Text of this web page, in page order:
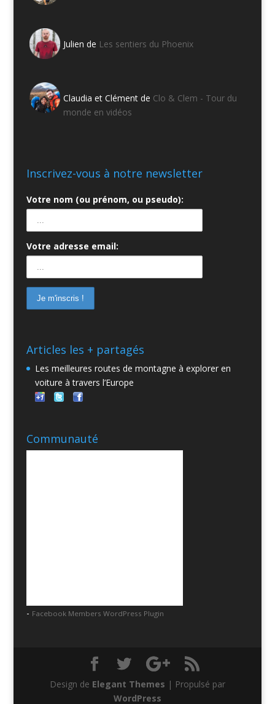
Julien de Les sentiers du Phoenix
Claudia et Clément de Clo & Clem - Tour du
monde en vidéos
Inscrivez-vous à notre newsletter
Votre nom (ou prénom, ou pseudo):
Votre adresse email:
Articles les + partagés
Les meilleures routes de montagne à explorer en
voiture à travers l’Europe
Communauté
- Facebook Members WordPress Plugin
Design de Elegant Themes | Propulsé par
WordPress